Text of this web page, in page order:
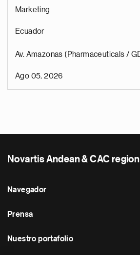
Marketing
Ecuador
Av. Amazonas (Pharmaceuticals /
Ago 05, 2026
Novartis Andean & CAC region
Navegador
Prensa
Nuestro portafolio